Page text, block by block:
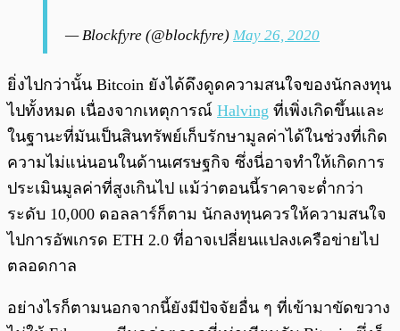
— Blockfyre (@blockfyre) May 26, 2020
ยิ่งไปกว่านั้น Bitcoin ยังได้ดึงดูดความสนใจของนักลงทุน
ไปทั้งหมด เนื่องจากเหตุการณ์ Halving ที่เพิ่งเกิดขึ้นและ
ในฐานะที่มันเป็นสินทรัพย์เก็บรักษามูลค่าได้ในช่วงที่เกิด
ความไม่แน่นอนในด้านเศรษฐกิจ ซึ่งนี่อาจทำให้เกิดการ
ประเมินมูลค่าที่สูงเกินไป แม้ว่าตอนนี้ราคาจะต่ำกว่า
ระดับ 10,000 ดอลลาร์ก็ตาม นักลงทุนควรให้ความสนใจ
ไปการอัพเกรด ETH 2.0 ที่อาจเปลี่ยนแปลงเครือข่ายไป
ตลอดกาล
อย่างไรก็ตามนอกจากนี้ยังมีปัจจัยอื่น ๆ ที่เข้ามาขัดขวาง